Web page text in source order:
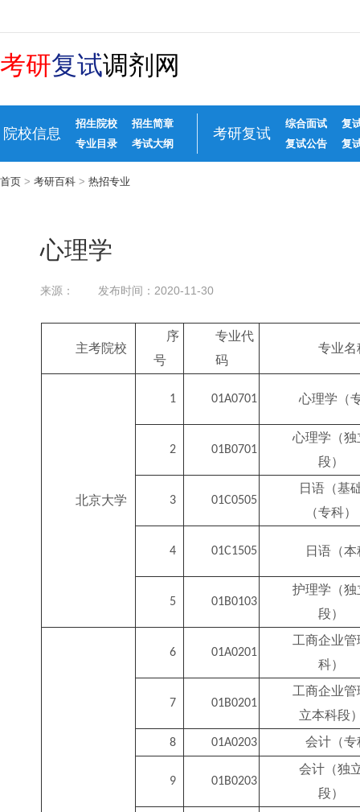
考研复试调剂网
院校信息
招生院校
招生简章
专业目录
考试大纲
考研复试
综合面试
复
复试公告
复
首页 > 考研百科 > 热招专业
心理学
来源： 发布时间：2020-11-30
主考院校
序
号
专业代
码
专业名
北京大学
1 01A0701 心理学（
2 01B0701
心理学（独
段）
3 01C0505
日语（基
（专科）
4 01C1505 日语（本
5 01B0103
护理学（独
段）
6 01A0201
工商企业管
科）
7 01B0201
工商企业管
立本科段
8 01A0203 会计（专
9 01B0203
会计（独
段）